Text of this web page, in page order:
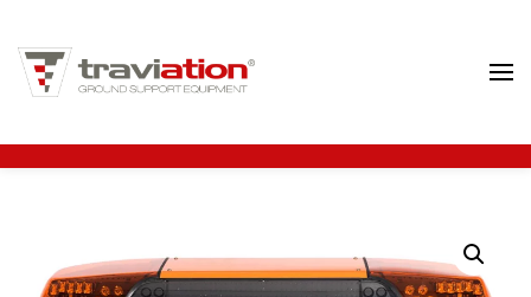
Ir al contenido principal